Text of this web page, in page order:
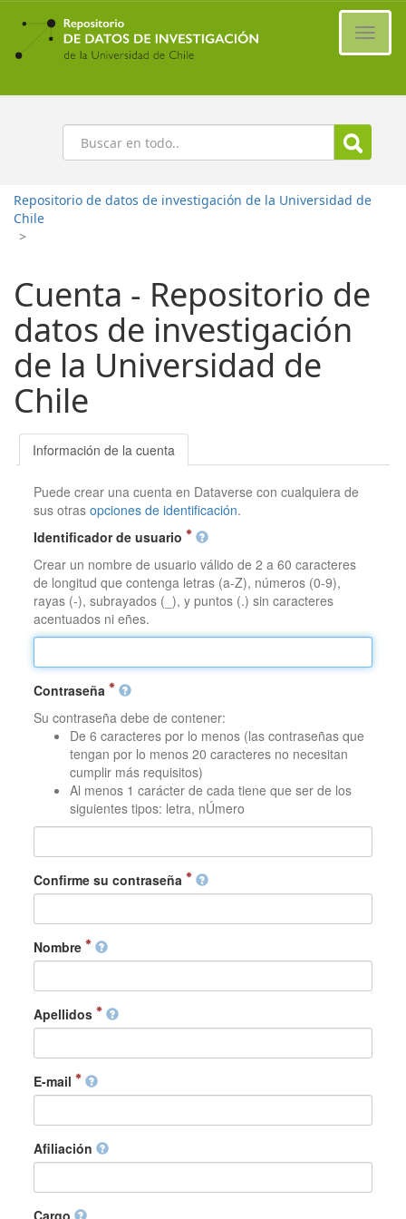
Ir
contenido
principal
Buscar
Repositorio de datos de investigación de la Universidad de
Chile
>
Cuenta - Repositorio de
datos de investigación
de la Universidad de
Chile
Información de la cuenta
Puede crear una cuenta en Dataverse con cualquiera de
sus otrasopciones de identificación.
Identificador de usuario
Crear un nombre de usuario válido de 2 a 60 caracteres
de longitud que contenga letras (a-Z), números (0-9),
rayas (-), subrayados (_), y puntos (.) sin caracteres
acentuados ni eñes.
Contraseña
Su contraseña debe de contener:
De 6 caracteres por lo menos (las contraseñas que
tengan por lo menos 20 caracteres no necesitan
cumplir más requisitos)
Al menos 1 carácter de cada tiene que ser de los
siguientes tipos: letra, nÚmero
Confirme su contraseña
Nombre
Apellidos
E-mail
Afiliación
Cargo